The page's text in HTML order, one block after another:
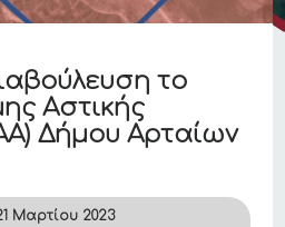
το
Αστικής
Δήμου Αρταίων
Μαρτίου 2023